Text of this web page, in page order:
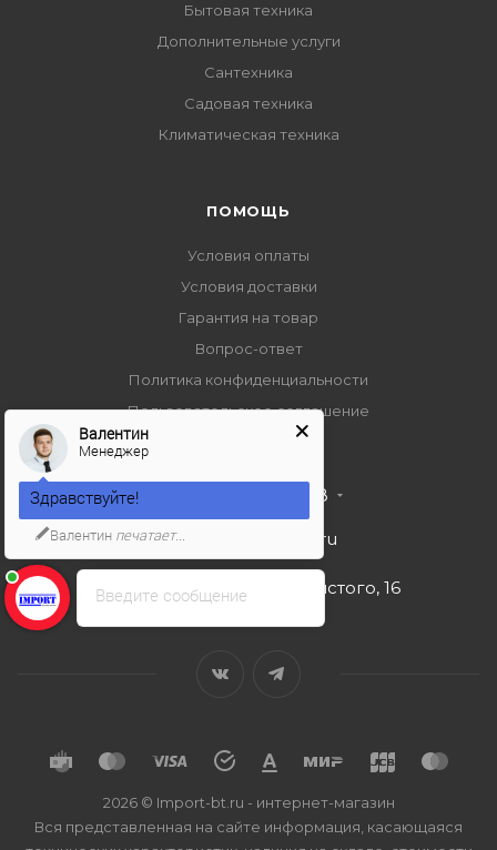
Бытовая техника
Дополнительные услуги
Сантехника
Садовая техника
Климатическая техника
ПОМОЩЬ
Условия оплаты
Условия доставки
Гарантия на товар
Вопрос-ответ
Политика конфиденциальности
Пользовательское соглашение
+7 495 989 53 38
import-bt@bk.ru
г. Москва, ул. Льва Толстого, 16
2026 © Import-bt.ru - интернет-магазин
Вся представленная на сайте информация, касающаяся
Введите сообщение
Валентин
Менеджер
Здравствуйте!
Валентин печатает...